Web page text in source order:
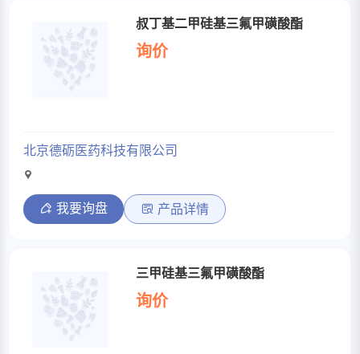
叔丁基二甲硅基三氟甲磺酸酯
询价
北京德砺医药科技有限公司
我要询盘 产品详情
三甲硅基三氟甲磺酸酯
询价